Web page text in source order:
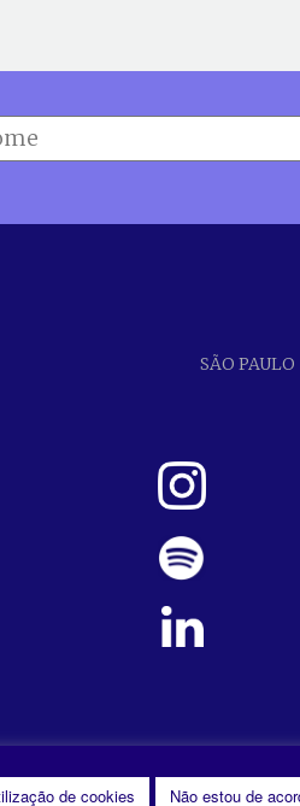
SÃO PAULO
de cookies Não estou de